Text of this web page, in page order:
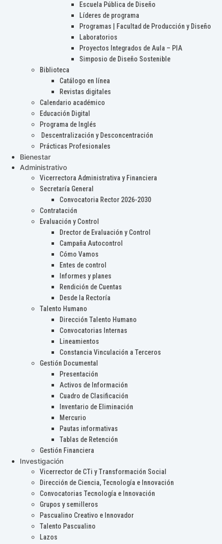
Escuela Pública de Diseño
Líderes de programa
Programas | Facultad de Producción y Diseño
Laboratorios
Proyectos Integrados de Aula – PIA
Simposio de Diseño Sostenible
Biblioteca
Catálogo en línea
Revistas digitales
Calendario académico
Educación Digital
Programa de Inglés
Descentralización y Desconcentración
Prácticas Profesionales
Bienestar
Administrativo
Vicerrectora Administrativa y Financiera
Secretaría General
Convocatoria Rector 2026-2030
Contratación
Evaluación y Control
Drector de Evaluación y Control
Campaña Autocontrol
Cómo Vamos
Entes de control
Informes y planes
Rendición de Cuentas
Desde la Rectoría
Talento Humano
Dirección Talento Humano
Convocatorias Internas
Lineamientos
Constancia Vinculación a Terceros
Gestión Documental
Presentación
Activos de Información
Cuadro de Clasificación
Inventario de Eliminación
Mercurio
Pautas informativas
Tablas de Retención
Gestión Financiera
Investigación
Vicerrector de CTi y Transformación Social
Dirección de Ciencia, Tecnología e Innovación
Convocatorias Tecnología e Innovación
Grupos y semilleros
Pascualino Creativo e Innovador
Talento Pascualino
Lazos